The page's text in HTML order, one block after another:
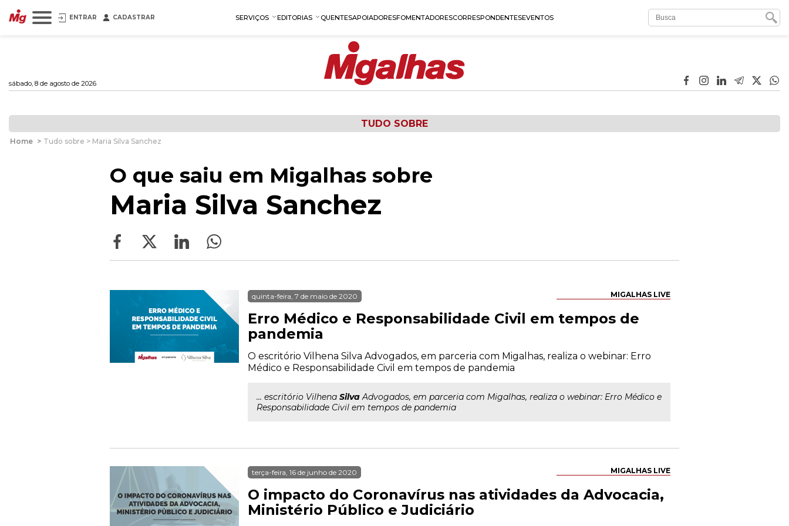
ENTRAR CADASTRAR SERVIÇOS EDITORIAS QUENTESAPOIADORESFOMENTADORESCORRESPONDENTESEVENTOS
sábado, 8 de agosto de 2026
TUDO SOBRE
Home > Tudo sobre > Maria Silva Sanchez
O que saiu em Migalhas sobre
Maria Silva Sanchez
MIGALHAS LIVE
quinta-feira, 7 de maio de 2020
Erro Médico e Responsabilidade Civil em tempos de
pandemia
O escritório Vilhena Silva Advogados, em parceria com Migalhas, realiza o webinar: Erro
Médico e Responsabilidade Civil em tempos de pandemia
... escritório Vilhena SilvaAdvogados, em parceria com Migalhas, realiza o webinar: Erro Médico e
Responsabilidade Civil em tempos de pandemia
MIGALHAS LIVE
terça-feira, 16 de junho de 2020
O impacto do Coronavírus nas atividades da Advocacia,
Ministério Público e Judiciário